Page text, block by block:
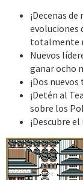
¡Decenas
evoluciones
totalmente
Nuevos
ganar ocho
¡Dos
¡Detén al
sobre los
¡Descubre